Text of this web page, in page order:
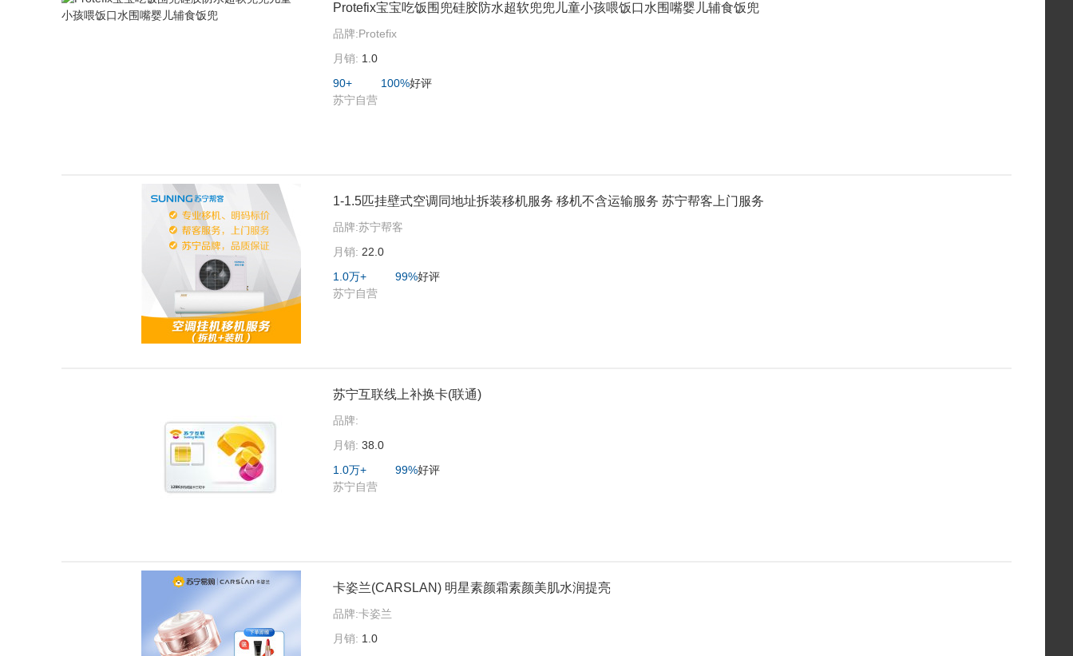
Protefix宝宝吃饭围兜硅胶防水超软兜兜儿童小孩喂饭口水围嘴婴儿辅食饭兜
品牌:Protefix
月销: 1.0
90+
100%好评
苏宁自营
1-1.5匹挂壁式空调同地址拆装移机服务 移机不含运输服务 苏宁帮客上门服务
品牌:苏宁帮客
月销: 22.0
1.0万+
99%好评
苏宁自营
苏宁互联线上补换卡(联通)
品牌:
月销: 38.0
1.0万+
99%好评
苏宁自营
卡姿兰(CARSLAN) 明星素颜霜素颜美肌水润提亮
品牌:卡姿兰
月销: 1.0